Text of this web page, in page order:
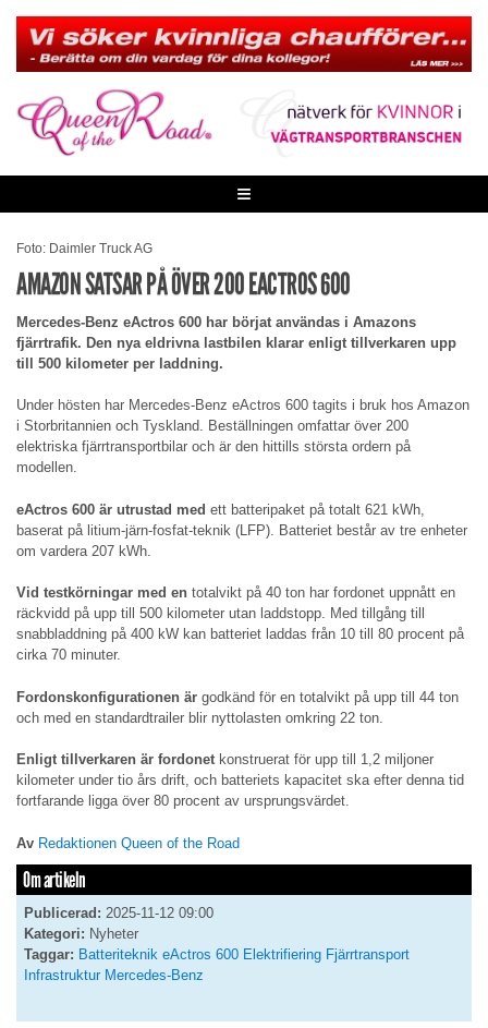
content
≡
Foto: Daimler Truck AG
AMAZON SATSAR PÅ ÖVER 200 EACTROS 600
Mercedes-Benz eActros 600 har börjat användas i Amazons
fjärrtrafik. Den nya eldrivna lastbilen klarar enligt tillverkaren upp
till 500 kilometer per laddning.
Under hösten har Mercedes-Benz eActros 600 tagits i bruk hos Amazon
i Storbritannien och Tyskland. Beställningen omfattar över 200
elektriska fjärrtransportbilar och är den hittills största ordern på
modellen.
eActros 600 är utrustad med ett batteripaket på totalt 621 kWh,
baserat på litium-järn-fosfat-teknik (LFP). Batteriet består av tre enheter
om vardera 207 kWh.
Vid testkörningar med en totalvikt på 40 ton har fordonet uppnått en
räckvidd på upp till 500 kilometer utan laddstopp. Med tillgång till
snabbladdning på 400 kW kan batteriet laddas från 10 till 80 procent på
cirka 70 minuter.
Fordonskonfigurationen är godkänd för en totalvikt på upp till 44 ton
och med en standardtrailer blir nyttolasten omkring 22 ton.
Enligt tillverkaren är fordonetkonstruerat för upp till 1,2 miljoner
kilometer under tio års drift, och batteriets kapacitet ska efter denna tid
fortfarande ligga över 80 procent av ursprungsvärdet.
Av Redaktionen Queen of the Road
Om artikeln
Publicerad: 2025-11-12 09:00
Kategori: Nyheter
Taggar: Batteriteknik eActros 600 Elektrifiering Fjärrtransport
Infrastruktur Mercedes-Benz